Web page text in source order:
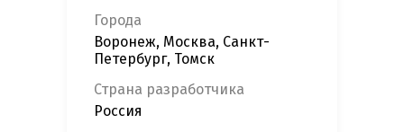
Города
Воронеж, Москва, Санкт-
Петербург, Томск
Страна разработчика
Россия